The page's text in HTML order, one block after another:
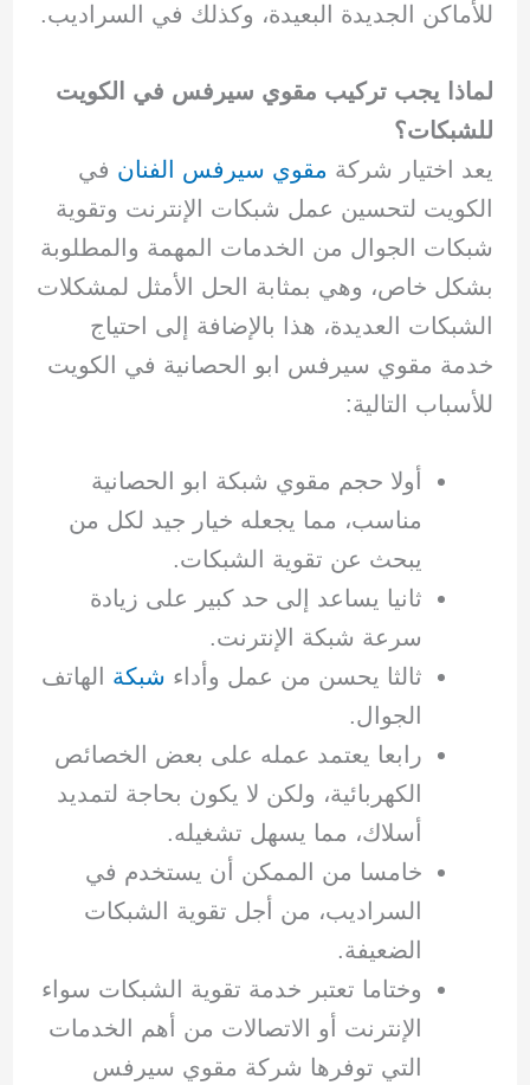
للأماكن الجديدة البعيدة، وكذلك في السراديب.
لماذا يجب تركيب مقوي سيرفس في الكويت
للشبكات؟
يعد اختيار شركة مقوي سيرفس الفنان في
الكويت لتحسين عمل شبكات الإنترنت وتقوية
شبكات الجوال من الخدمات المهمة والمطلوبة
بشكل خاص، وهي بمثابة الحل الأمثل لمشكلات
الشبكات العديدة، هذا بالإضافة إلى احتياج
خدمة مقوي سيرفس ابو الحصانية في الكويت
للأسباب التالية:
أولا حجم مقوي شبكة ابو الحصانية
مناسب، مما يجعله خيار جيد لكل من
يبحث عن تقوية الشبكات.
ثانيا يساعد إلى حد كبير على زيادة
سرعة شبكة الإنترنت.
ثالثا يحسن من عمل وأداء شبكة الهاتف
الجوال.
رابعا يعتمد عمله على بعض الخصائص
الكهربائية، ولكن لا يكون بحاجة لتمديد
أسلاك، مما يسهل تشغيله.
خامسا من الممكن أن يستخدم في
السراديب، من أجل تقوية الشبكات
الضعيفة.
وختاما تعتبر خدمة تقوية الشبكات سواء
الإنترنت أو الاتصالات من أهم الخدمات
التي توفرها شركة مقوي سيرفس